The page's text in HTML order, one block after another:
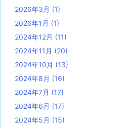
2026年3月 (1)
2026年1月 (1)
2024年12月 (11)
2024年11月 (20)
2024年10月 (13)
2024年8月 (16)
2024年7月 (17)
2024年6月 (17)
2024年5月 (15)